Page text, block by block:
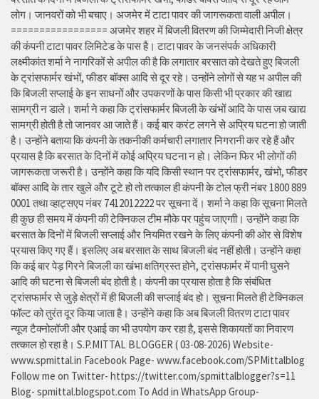
लोग। जानवरों को भी बचाए। अजमेर में टाटा पावर की जागरूकता वाली अपील।
================= अजमेर शहर में बिजली वितरण की जिम्मेदारी निजी क्षेत्र
की कंपनी टाटा पावर लिमिटेड के पास है। टाटा पावर के जनसंपर्क अधिकारी
लक्ष्मीकांत शर्मा ने नागरिकों से अपील की है कि लगातार बरसात को देखते हुए बिजली
के ट्रांसफार्मर खंभों, फीडर बॉक्स आदि से दूर रहे। उन्होंने लोगों से यह भ अपील की
कि बिजली सप्लाई के इन साधनों और उपकरणों के पास किसी भी प्रकार की खाद्य
सामग्री न डाले। शर्मा ने कहा कि ट्रांसफार्मर बिजली के खंभों आदि के पास जब खाद्य
सामग्री होती है तो जानवर आ जाते हैं। कई बार करंट लगने से अप्रिय घटना हो जाती
है। उन्होंने बताया कि कंपनी के तकनीकी कर्मचारी लगातार निगरानी कर रहे हैं और
प्रयास है कि बरसात के दिनों में कोई अप्रिय घटना न हो। लेकिन फिर भी लोगों की
जागरूकता जरूरी है। उन्होंने कहा कि यदि किसी स्थान पर ट्रांसफार्मर, खंभो, फीडर
बॉक्स आदि के तार खुले और टूटे हो तो तत्काल ही कंपनी के टोल फ्री नंबर 1800 889
0001 तथा व्हाट्सएप नंबर 7412012222 पर सूचना दें। शर्मा ने कहा कि सूचना मिलते
ही कुछ ही समय में कंपनी की टेक्निकल टीम मौके पर पहुंच जाएगाी। उन्होंने कहा कि
बरसात के दिनों में बिजली सप्लाई और नियमित रखने के लिए कंपनी की ओर से विशेष
प्रयास किए गए हैं। इसलिए अब बरसात के साथ बिजली बंद नहीं होती। उन्होंने कहा
कि कई बार पेड़ गिरने बिजली का खंभा क्षतिग्रस्त होने, ट्रांसफार्मर में पानी घुसने
आदि की घटना से बिजली बंद होती है। कंपनी का प्रयास होता है कि संबंधित
ट्रांसफार्मर से जुड़े क्षेत्रों में ही बिजली की सप्लाई बंद हो। सूचना मिलते ही टेक्निकल
फॉल्ट को तुरंत दूर किया जाता है। उन्होंने कहा कि अब बिजली वितरण टाटा पावर
न्यूज टैक्नोलॉजी और एआई का भी उपयोग कर रहा है, इससे शिकायतों का निवारण
तत्काल हो रहा है। S.P.MITTAL BLOGGER ( 03-08-2026) Website-
www.spmittal.in Facebook Page- www.facebook.com/SPMittalblog
Follow me on Twitter- https://twitter.com/spmittalblogger?s=11
Blog- spmittal.blogspot.com To Add in WhatsApp Group-